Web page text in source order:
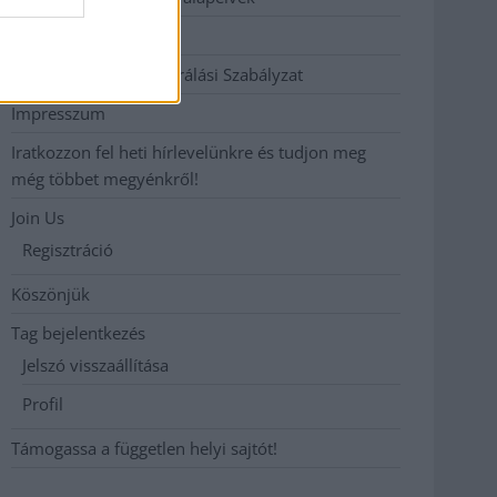
Hozzászólási és Moderálási Szabályzat
Impresszum
Iratkozzon fel heti hírlevelünkre és tudjon meg
még többet megyénkről!
Join Us
Regisztráció
Köszönjük
Tag bejelentkezés
Jelszó visszaállítása
Profil
Támogassa a független helyi sajtót!